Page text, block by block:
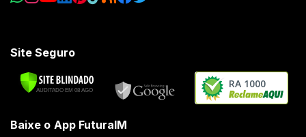
Site Seguro
RA 1000
Baixe o App FuturaIM